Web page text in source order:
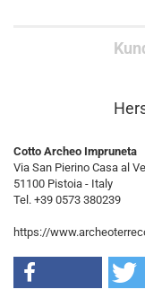
Cotto Archeo Impruneta
Via San Pierino Casa al
51100 Pistoia - Italy
Tel. +39 0573 380239
https://